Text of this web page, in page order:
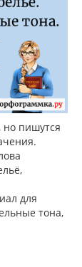
но пишутся
для
тона,